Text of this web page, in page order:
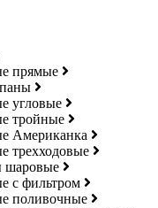
прямые
угловые
тройные
Американка
трехходовые
шаровые
с фильтром
поливочные